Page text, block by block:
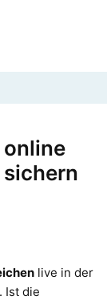
online
live in der
Ist die